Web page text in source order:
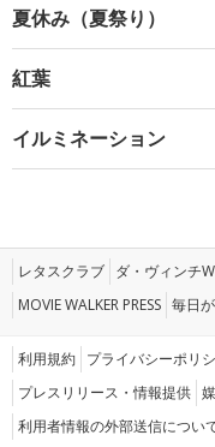
夏休み（夏祭り）
紅葉
イルミネーション
レタスクラブ ダ・ヴィンチ
MOVIE WALKER PRESS 毎日
利用規約 プライバシーポリ
プレスリリース・情報提供
利用者情報の外部送信につい